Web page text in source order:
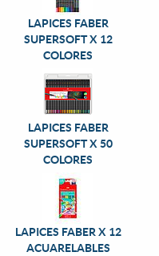
LAPICES FABER
SUPERSOFT X 12
COLORES
LAPICES FABER
SUPERSOFT X 50
COLORES
LAPICES FABER X 12
ACUARELABLES